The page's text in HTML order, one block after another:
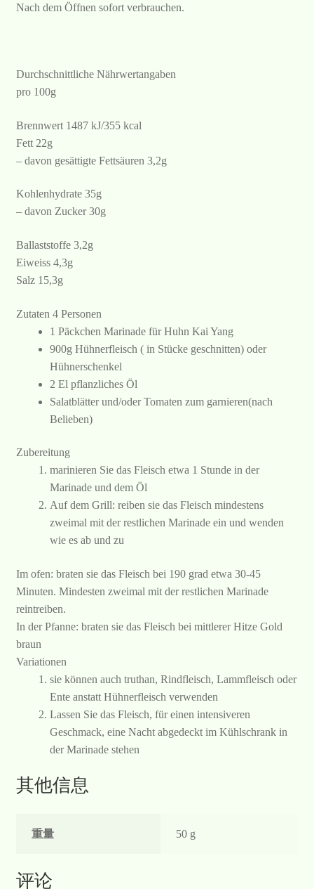
Nach dem Öffnen sofort verbrauchen.
Durchschnittliche Nährwertangaben
pro 100g
Brennwert 1487 kJ/355 kcal
Fett 22g
– davon gesättigte Fettsäuren 3,2g
Kohlenhydrate 35g
– davon Zucker 30g
Ballaststoffe 3,2g
Eiweiss 4,3g
Salz 15,3g
Zutaten 4 Personen
1 Päckchen Marinade für Huhn Kai Yang
900g Hühnerfleisch ( in Stücke geschnitten) oder
Hühnerschenkel
2 El pflanzliches Öl
Salatblätter und/oder Tomaten zum garnieren(nach
Belieben)
Zubereitung
marinieren Sie das Fleisch etwa 1 Stunde in der
Marinade und dem Öl
Auf dem Grill: reiben sie das Fleisch mindestens
zweimal mit der restlichen Marinade ein und wenden
wie es ab und zu
Im ofen: braten sie das Fleisch bei 190 grad etwa 30-45
Minuten. Mindesten zweimal mit der restlichen Marinade
reintreiben.
In der Pfanne: braten sie das Fleisch bei mittlerer Hitze Gold
braun
Variationen
sie können auch truthan, Rindfleisch, Lammfleisch oder
Ente anstatt Hühnerfleisch verwenden
Lassen Sie das Fleisch, für einen intensiveren
Geschmack, eine Nacht abgedeckt im Kühlschrank in
der Marinade stehen
其他信息
重量 50 g
评论